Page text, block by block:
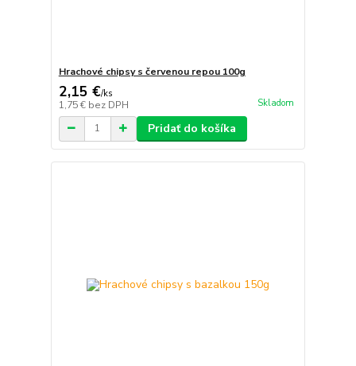
Hrachové chipsy s červenou repou 100g
2,15 €/ks
1,75 € bez DPH Skladom
Pridať do košíka